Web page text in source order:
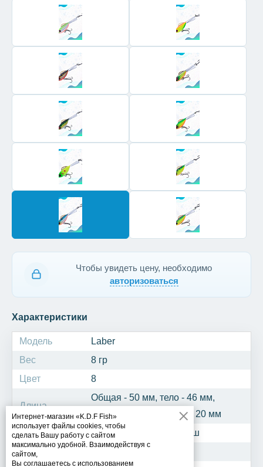
Интернет-магазин «K.D.F Fish»
использует файлы cookies, чтобы
сделать Вашу работу с сайтом
максимально удобной. Взаимодействуя с
сайтом,
Вы соглашаетесь с использованием
Чтобы увидеть цену, необходимо
авторизоваться
Характеристики
Модель
Laber
Вес
8 гр
Цвет
8
Длина
Общая - 50 мм, тело - 46 мм,
тройник - 13 мм, хвост - 20 мм
Рыба
Окунь, щука, судак, берш
Крючок
2 тройника №12